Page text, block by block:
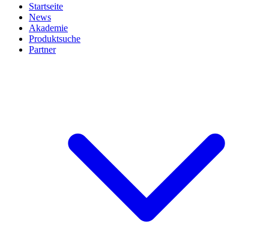
Startseite
News
Akademie
Produktsuche
Partner